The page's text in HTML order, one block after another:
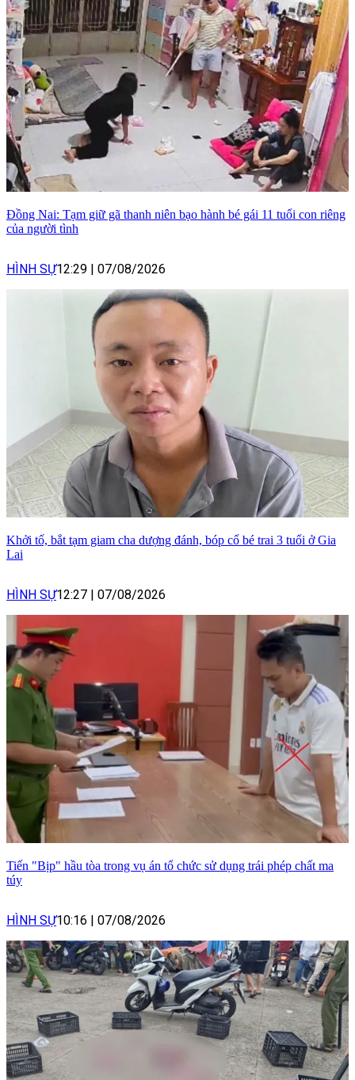
Đồng Nai: Tạm giữ gã thanh niên bạo hành bé gái 11 tuổi con riêng
của người tình
HÌNH SỰ12:29 | 07/08/2026
Khởi tố, bắt tạm giam cha dượng đánh, bóp cổ bé trai 3 tuổi ở Gia
Lai
HÌNH SỰ12:27 | 07/08/2026
Tiến "Bịp" hầu tòa trong vụ án tổ chức sử dụng trái phép chất ma
túy
HÌNH SỰ10:16 | 07/08/2026